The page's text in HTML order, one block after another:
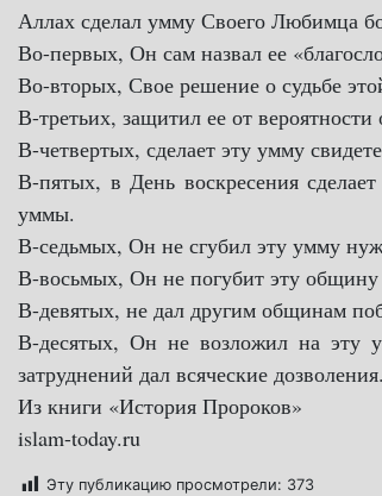
Аллах сделал умму Своего Любимца
Во-первых, Он сам назвал ее
Во-вторых, Свое решение о судьбе
В-третьих, защитил ее от
В-четвертых, сделает эту умму
В-пятых, в День воскресения
уммы.
В-седьмых, Он не сгубил эту умму
В-восьмых, Он не погубит эту
В-девятых, не дал другим общинам
В-десятых, Он не возложил на эту
затруднений дал всяческие дозволения.
Из книги «История Пророков»
islam-today.ru
Эту публикацию просмотрели: 373